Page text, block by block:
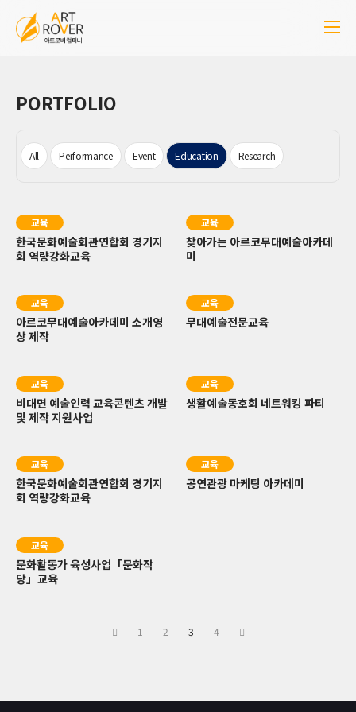
PORTFOLIO
All Performance Event Education Research
교육
한국문화예술회관연합회 경기지
회 역량강화교육
교육
찾아가는 아르코무대예술아카데
미
교육
아르코무대예술아카데미 소개영
상 제작
교육
무대예술전문교육
교육
비대면 예술인력 교육콘텐츠 개발
및 제작 지원사업
교육
생활예술동호회 네트워킹 파티
교육
한국문화예술회관연합회 경기지
회 역량강화교육
교육
공연관광 마케팅 아카데미
교육
문화활동가 육성사업「문화작
당」교육
1 2 3 4